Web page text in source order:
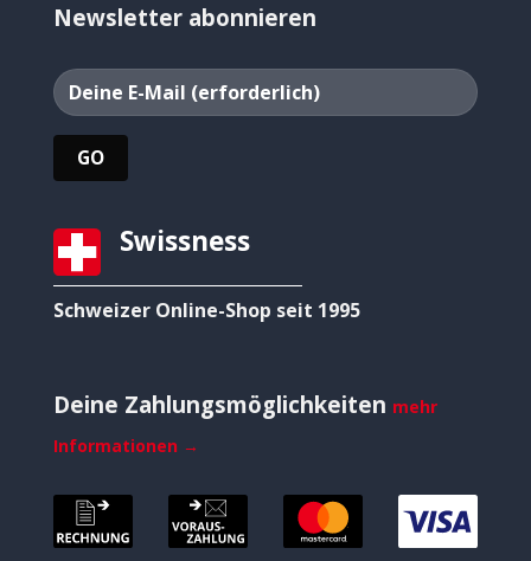
Newsletter abonnieren
Swissness
Schweizer Online-Shop seit 1995
Deine Zahlungsmöglichkeiten mehr
Informationen →